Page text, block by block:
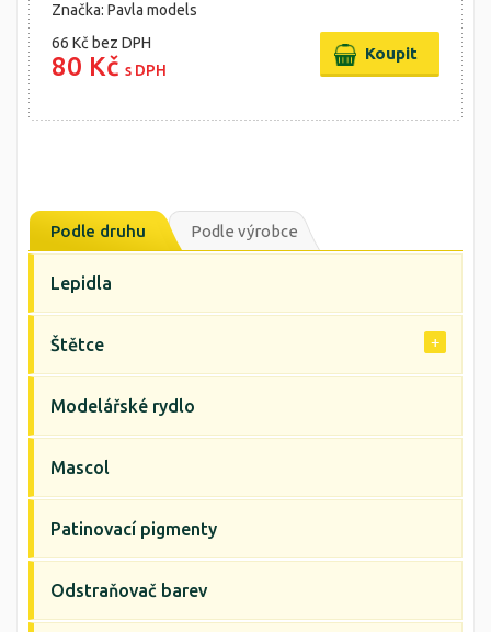
Značka: Pavla models
66 Kč bez DPH
80 Kč s DPH
Podle druhu Podle výrobce
Lepidla
Štětce
Modelářské rydlo
Mascol
Patinovací pigmenty
Odstraňovač barev